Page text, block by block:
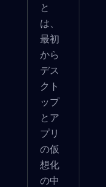
と
は、
最初
から
デス
クト
ップ
とア
プリ
の仮
想化
の中